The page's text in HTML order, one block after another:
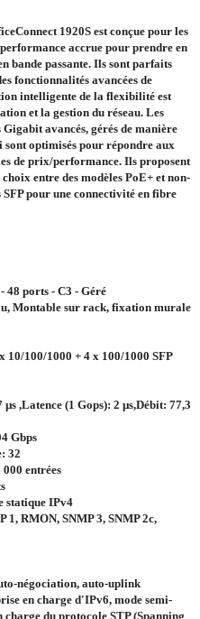
1920S est conçue pour les
accrue pour prendre en
bande passante. Ils sont parfaits
fonctionnalités avancées de
intelligente de la flexibilité est
et la gestion du réseau. Les
avancés, gérés de manière
optimisés pour répondre aux
de prix/performance. Ils proposent
entre des modèles PoE+ et non-
pour une connectivité en fibre
48 ports - C3 - Géré
Montable sur rack, fixation murale
10/100/1000 + 4 x 100/1000 SFP
,Latence (1 Gops): 2 µs,Débit: 77,3
Gbps
32
entrées
statique IPv4
1, RMON, SNMP 3, SNMP 2c,
négociation, auto-uplink
en charge d'IPv6, mode semi-
du protocole STP (Spanning